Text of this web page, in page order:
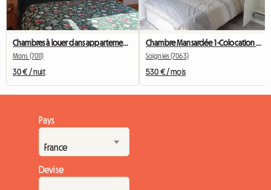
Chambres à louer dans appartement, Pairidaiza, Mons, Ath
Mons (7011)
30 € / nuit
Soignies (7063)
530 € / mois
Pays
Devise